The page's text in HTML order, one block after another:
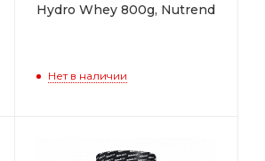
Hydro Whey 800g, Nutrend
Нет в наличии